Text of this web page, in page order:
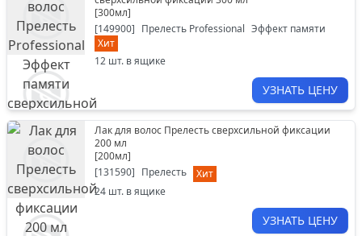
[300мл]
[149900] Прелесть Professional Эффект памяти
Хит
12 шт. в ящике
УЗНАТЬ ЦЕНУ
Лак для волос Прелесть сверхсильной фиксации
200 мл
[200мл]
[131590] Прелесть
Хит
24 шт. в ящике
УЗНАТЬ ЦЕНУ